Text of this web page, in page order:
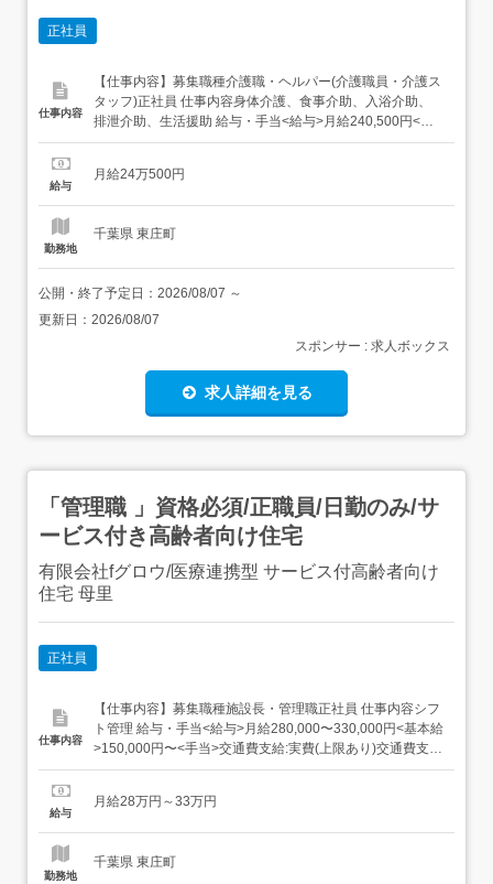
正社員
仕事内容
【仕事内容】募集職種介護職・ヘルパー(介護職員・介護ス
タッフ)正社員 仕事内容身体介護、食事介助、入浴介助、
排泄介助、生活援助 給与・手当<給与>月給240,500円<基
本給>225,500円〜<手当>交通費支給:実費(上限あり)交通費
格手当:10,000〜30,000円 勤務時間夜...
給与
月給24万500円
勤務地
千葉県 東庄町
公開・終了予定日： 2026/08/07 ～
更新日： 2026/08/07
スポンサー : 求人ボックス
求人詳細を見る
「管理職 」資格必須/正職員/日勤のみ/サ
ービス付き高齢者向け住宅
有限会社fグロウ/医療連携型 サービス付高齢者向け
住宅 母里
正社員
仕事内容
【仕事内容】募集職種施設長・管理職正社員 仕事内容シフ
ト管理 給与・手当<給与>月給280,000〜330,000円<基本給
>150,000円〜<手当>交通費支給:実費(上限あり)交通費支給
月額:20,000円役職手当:50,000円資格手当:30,000〜70,000
給実績 資格...
給与
月給28万円～33万円
勤務地
千葉県 東庄町